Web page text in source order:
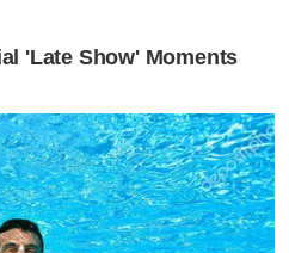
คือการนำแนวคิดการออกแบบ
'Late Show' Moments